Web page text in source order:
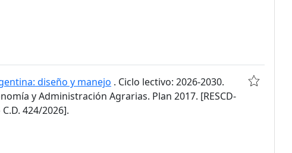
diseño y manejo . Ciclo lectivo: 2026-2030.
y Administración Agrarias. Plan 2017. [RESCD-
C.D. 424/2026].